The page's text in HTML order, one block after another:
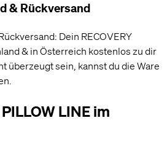
& Rückversand
Dein RECOVERY
& in Österreich kostenlos zu dir
überzeugt sein, kannst du die Ware
LINE im